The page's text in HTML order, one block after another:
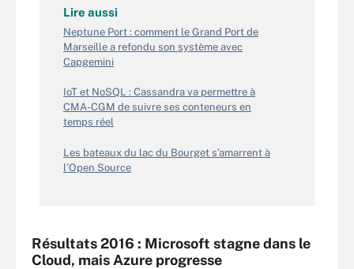
Lire aussi
Neptune Port : comment le Grand Port de
Marseille a refondu son système avec
Capgemini
IoT et NoSQL : Cassandra va permettre à
CMA-CGM de suivre ses conteneurs en
temps réel
Les bateaux du lac du Bourget s’amarrent à
l’Open Source
Résultats 2016 : Microsoft stagne dans le
Cloud, mais Azure progresse